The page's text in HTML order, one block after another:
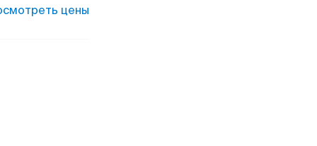
цены